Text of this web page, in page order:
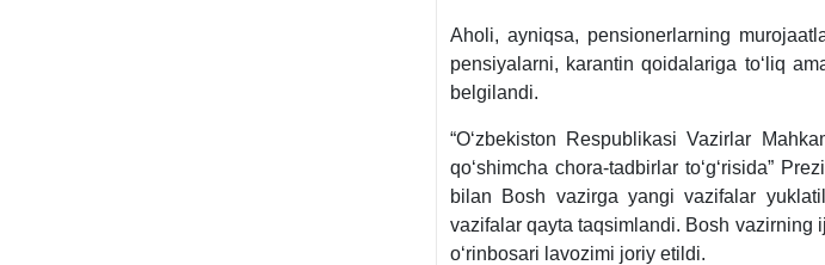
Aholi, ayniqsa, pensionerlarning
pensiyalarni, karantin qoidalariga toʻliq
belgilandi.
“Oʻzbekiston Respublikasi Vazirlar
qoʻshimcha chora-tadbirlar toʻgʻrisida”
bilan Bosh vazirga yangi vazifalar
vazifalar qayta taqsimlandi. Bosh vazirning
oʻrinbosari lavozimi joriy etildi.